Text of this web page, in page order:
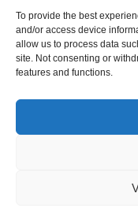
To provide the best
and/or access device
allow us to process data
site. Not consenting or
features and functions.
Anonymouson
Tudelilla Crianza 2018
CopatintoonKyläviini
Vino de Tudelilla